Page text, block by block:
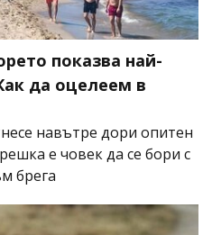
показва най-
да оцелеем в
навътре дори опитен
е човек да се бори с
брега